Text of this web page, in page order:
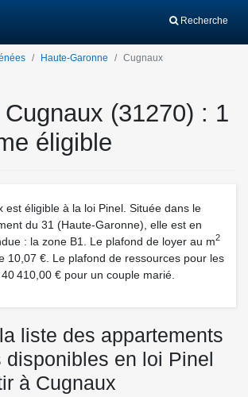
Recherche
Haute-Garonne Cugnaux
(31270) : 1
éligible
est éligible à la loi Pinel. Située dans le
du 31 (Haute-Garonne), elle est en
: la zone B1. Le plafond de loyer au m2
10,07 €. Le plafond de ressources pour les
410,00 € pour un couple marié.
liste des appartements
disponibles en loi Pinel
à Cugnaux